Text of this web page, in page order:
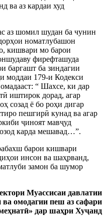
ва аз кардаи худ
аз шомил шудан ба чунин
номатлубашон
кишвари мо барои
фирефташуда
баргашт ба зиндагии
моддаи 179-и Кодекси
“ Шахсе, ки дар
иштирок дорад, агар
созад ё бо роҳи дигар
пешгирӣ кунад ва агар
ҷиноят мавҷуд
карда мешавад…”.
барои кишвари
инсон ва шаҳрванд,
замон ба шумор
Муассисаи давлатии
омодагии пеш аз сафари
дар шаҳри Хуҷанд